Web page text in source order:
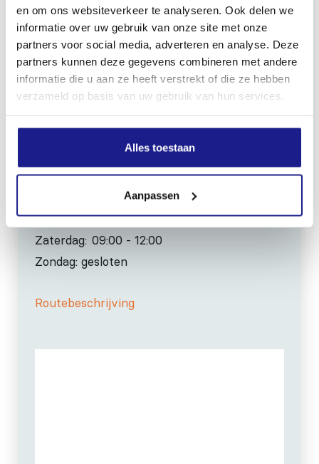
en om ons websiteverkeer te analyseren. Ook delen we
informatie over uw gebruik van onze site met onze
partners voor social media, adverteren en analyse. Deze
partners kunnen deze gegevens combineren met andere
informatie die u aan ze heeft verstrekt of die ze hebben
verzameld op basis van uw gebruik van hun services.
Alles toestaan
Aanpassen
8801 RD Franeker
0517-396800
info@mechanisatiefraneker.nl
Bij storing:06-83139573
OPENINGSTIJDEN
Maandag t/m vrijdag: 07:30 - 17:00
Zaterdag: 09:00 - 12:00
Zondag: gesloten
Routebeschrijving